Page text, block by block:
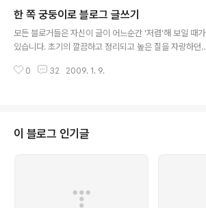
자. 화장실 종이의 용도는 뒷처리입니다. 손에 둘둘 말아 권
투시합 나가기 위함이 아닙니다!! 2. 샤워를 빨리 하자. 폭
포 아래 명상하는 것도 아니면서 물 틀어놓고 졸고 계십니
방법의 식사 방법은 바로 이것저것 넣어서 만든 잡탕 국입
한 쪽 궁둥이로 블로그 글쓰기
모든 블로거들은 자신이 글이 어느순간 '저렴'해 보일 때가
있습니다. 초기의 깔끔하고 정리되고 높은 질을 자랑하던
다. 여러분의 글은 정열을 잃고 매력도 없고 논리도 상실했
거 슬럼프라고 불리우는 Blogger's block과는 약간 다
르다고 생각합니다.) 약간 저질스러운 이야기로 들어가서..
다. 쿨럭;; 근육과 근육의 틈..
0 32 2009. 1. 9.
이 블로그 인기글